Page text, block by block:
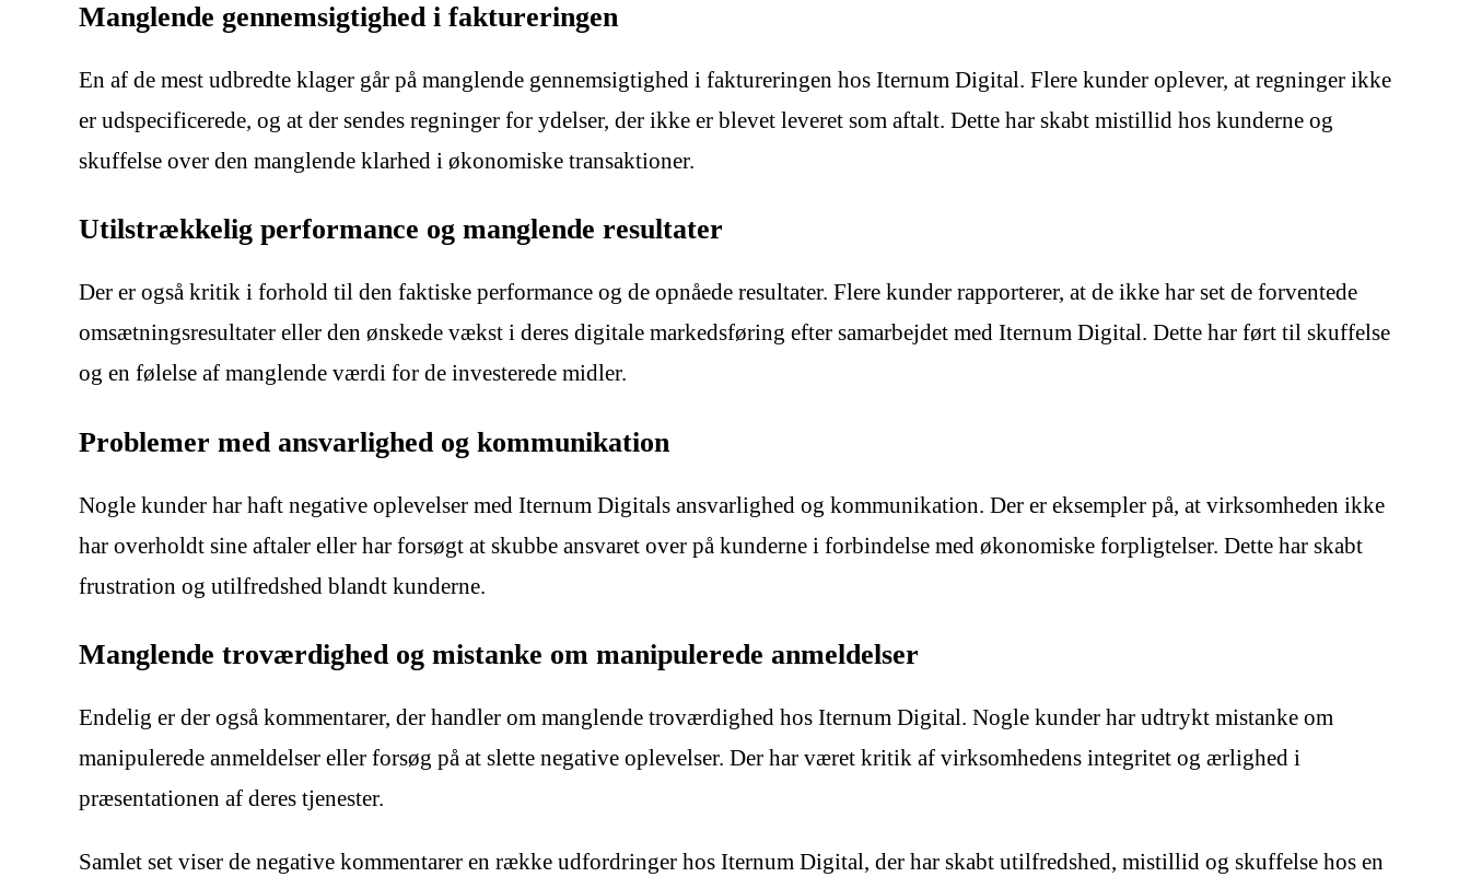
Manglende gennemsigtighed i faktureringen
En af de mest udbredte klager går på manglende gennemsigtighed i faktureringen hos Iternum Digital. Flere kunder oplever, at regninger ikke
er udspecificerede, og at der sendes regninger for ydelser, der ikke er blevet leveret som aftalt. Dette har skabt mistillid hos kunderne og
skuffelse over den manglende klarhed i økonomiske transaktioner.
Utilstrækkelig performance og manglende resultater
Der er også kritik i forhold til den faktiske performance og de opnåede resultater. Flere kunder rapporterer, at de ikke har set de forventede
omsætningsresultater eller den ønskede vækst i deres digitale markedsføring efter samarbejdet med Iternum Digital. Dette har ført til skuffelse
og en følelse af manglende værdi for de investerede midler.
Problemer med ansvarlighed og kommunikation
Nogle kunder har haft negative oplevelser med Iternum Digitals ansvarlighed og kommunikation. Der er eksempler på, at virksomheden ikke
har overholdt sine aftaler eller har forsøgt at skubbe ansvaret over på kunderne i forbindelse med økonomiske forpligtelser. Dette har skabt
frustration og utilfredshed blandt kunderne.
Manglende troværdighed og mistanke om manipulerede anmeldelser
Endelig er der også kommentarer, der handler om manglende troværdighed hos Iternum Digital. Nogle kunder har udtrykt mistanke om
manipulerede anmeldelser eller forsøg på at slette negative oplevelser. Der har været kritik af virksomhedens integritet og ærlighed i
præsentationen af deres tjenester.
Samlet set viser de negative kommentarer en række udfordringer hos Iternum Digital, der har skabt utilfredshed, mistillid og skuffelse hos en